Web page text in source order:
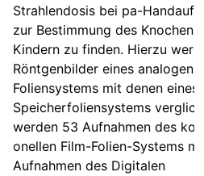
Strahlendosis bei pa-
zur Bestimmung des
Kindern zu finden. Hierzu
Röntgenbilder eines analogen
Foliensystems mit denen eines
Speicherfoliensystems
werden 53 Aufnahmen des
onellen Film-Folien-Systems
Aufnahmen des Digitalen